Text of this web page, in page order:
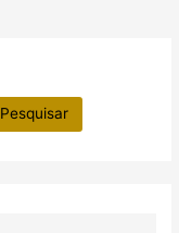
Pesquisar